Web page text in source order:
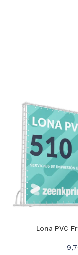
Lona PVC